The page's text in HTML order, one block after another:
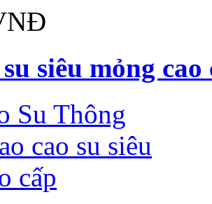
siêu mỏng cao